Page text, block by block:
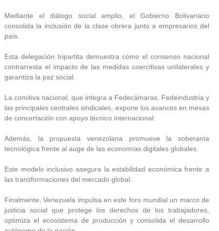
Mediante el diálogo social amplio, el Gobierno Bolivariano
consolida la inclusión de la clase obrera junto a empresarios del
país.
Esta delegación tripartita demuestra cómo el consenso nacional
contrarresta el impacto de las medidas coercitivas unilaterales y
garantiza la paz social.
La comitiva nacional, que integra a Fedecámaras, Fedeindustria y
las principales centrales sindicales, expone los avances en mesas
de concertación con apoyo técnico internacional.
Además, la propuesta venezolana promueve la soberanía
tecnológica frente al auge de las economías digitales globales.
Este modelo inclusivo asegura la estabilidad económica frente a
las transformaciones del mercado global.
Finalmente, Venezuela impulsa en este foro mundial un marco de
justicia social que protege los derechos de los trabajadores,
optimiza el ecosistema de producción y consolida el desarrollo